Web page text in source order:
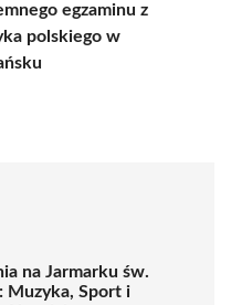
egzaminu z
polskiego w
na Jarmarku św.
Muzyka, Sport i